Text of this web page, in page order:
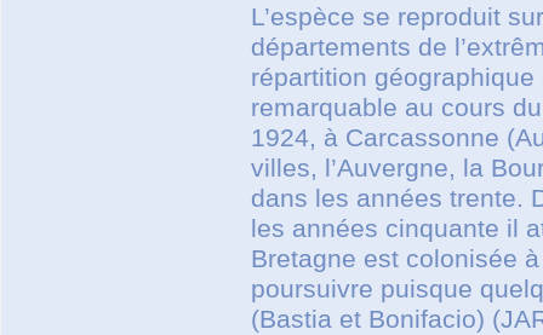
L’espèce se reproduit
départements de
répartition
remarquable au cours
1924, à Carcassonne
villes, l’Auvergne, la
dans les années trente.
les années cinquante il
Bretagne est colonisée
poursuivre puisque
(Bastia et Bonifacio)